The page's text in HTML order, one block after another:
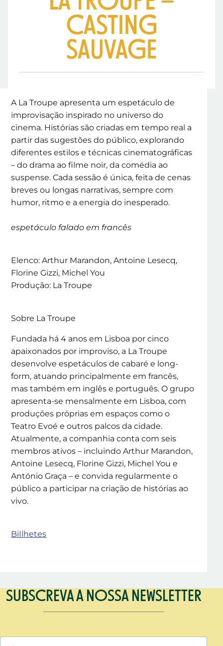
CASTING
SAUVAGE
A La Troupe apresenta um espetáculo de
improvisação inspirado no universo do
cinema. Histórias são criadas em tempo real a
partir das sugestões do público, explorando
diferentes estilos e técnicas cinematográficas
– do drama ao filme noir, da comédia ao
suspense. Cada sessão é única, feita de cenas
breves ou longas narrativas, sempre com
humor, ritmo e a energia do inesperado.
espetáculo falado em francês
Elenco: Arthur Marandon, Antoine Lesecq,
Florine Gizzi, Michel You
Produção: La Troupe
Sobre La Troupe
Fundada há 4 anos em Lisboa por cinco
apaixonados por improviso, a La Troupe
desenvolve espetáculos de cabaré e long-
form, atuando principalmente em francês,
mas também em inglês e português. O grupo
apresenta-se mensalmente em Lisboa, com
produções próprias em espaços como o
Teatro Evoé e outros palcos da cidade.
Atualmente, a companhia conta com seis
membros ativos – incluindo Arthur Marandon,
Antoine Lesecq, Florine Gizzi, Michel You e
António Graça – e convida regularmente o
público a participar na criação de histórias ao
vivo.
BiIlhetes
SUBSCREVA A NOSSA NEWSLETTER